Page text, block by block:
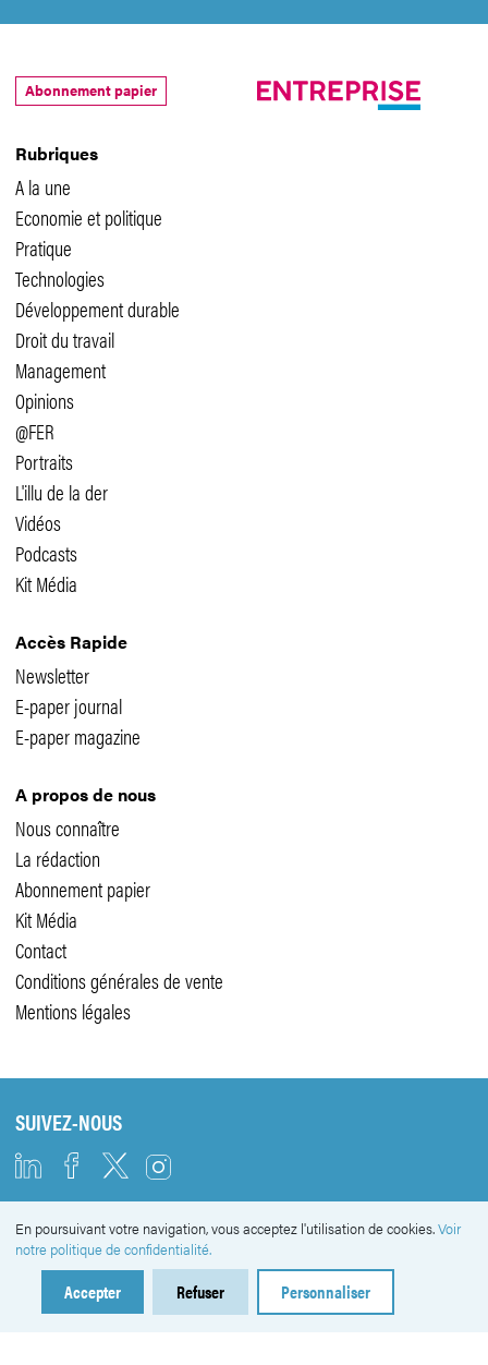
Rubriques
A la une
Economie et politique
Pratique
Technologies
Développement durable
Droit du travail
Management
Opinions
@FER
Portraits
L'illu de la der
Vidéos
Podcasts
Kit Média
Accès Rapide
Newsletter
E-paper journal
E-paper magazine
A propos de nous
Nous connaître
La rédaction
Abonnement papier
Kit Média
Contact
Conditions générales de vente
Mentions légales
Abonnement papier
SUIVEZ-NOUS
NEWSLETTER
En poursuivant votre navigation, vous acceptez l'utilisation de cookies.Voir
notre politique de confidentialité.
Accepter Refuser Personnaliser